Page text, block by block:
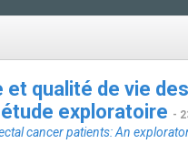
qualité de vie
exploratoire -
cancer patients: An